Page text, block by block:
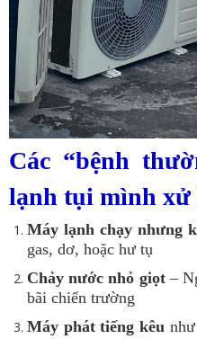
Các “bệnh
lạnh tụi mình xử
Máy lạnh chạy nhưng
gas, dơ, hoặc hư tụ
Chảy nước nhỏ giọt –
bãi chiến trường
Máy phát tiếng kêu